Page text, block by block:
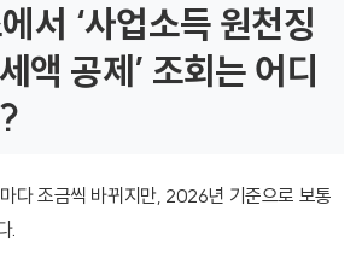
서 ‘사업소득 원천징
액 공제’ 조회는 어디
다 조금씩 바뀌지만, 2026년 기준으로 보통
.